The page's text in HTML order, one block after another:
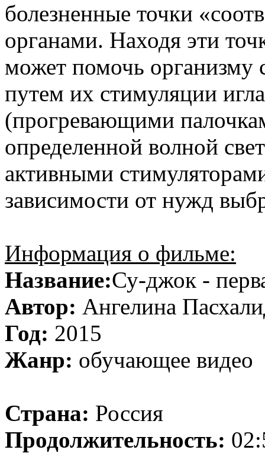
болезненные точки
органами. Находя эти
может помочь организму
путем их стимуляции
(прогревающими
определенной волной
активными
зависимости от нужд
Информация о фильме:
Название:Су-джок -
Автор: Ангелина
Год: 2015
Жанр: обучающее видео
Страна: Россия
Продолжительность: